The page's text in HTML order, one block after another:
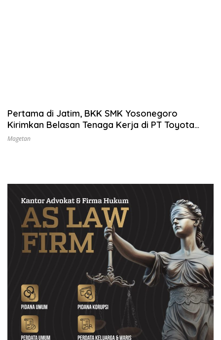
Pertama di Jatim, BKK SMK Yosonegoro
Kirimkan Belasan Tenaga Kerja di PT Toyota
Motor Manufacturing
Magetan